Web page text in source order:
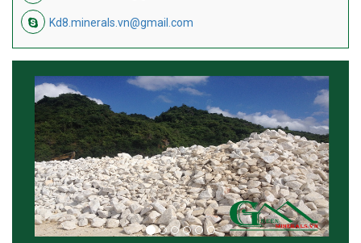
Kd8.minerals.vn@gmail.com